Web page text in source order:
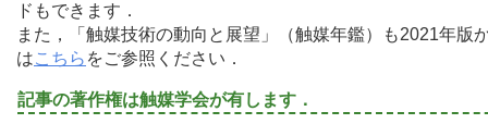
ドもできます．
また，「触媒技術の動向と展望」（触媒年鑑）も2021年
はこちら をご参照ください．
記事の著作権は触媒学会が有します．